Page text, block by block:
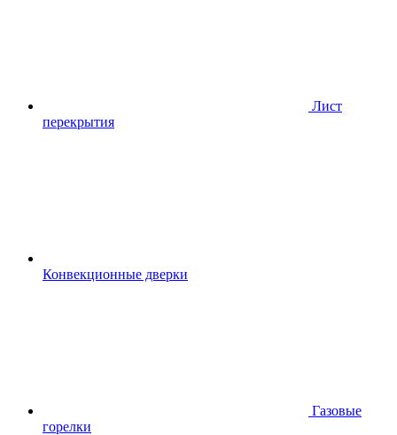
Лист
перекрытия
Конвекционные дверки
Газовые
горелки